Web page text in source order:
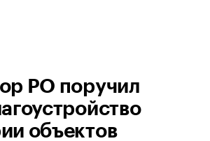
РО поручил
объектов